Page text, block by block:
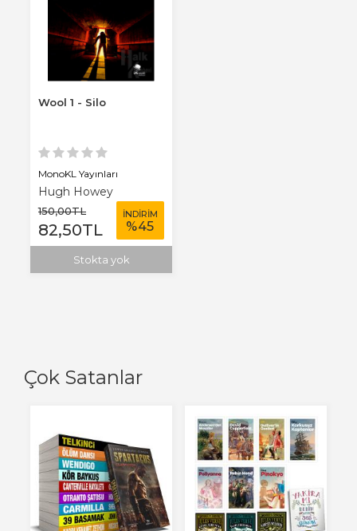
Çok Satanlar
Wool 1 - Silo
MonoKL Yayınları
Hugh Howey
150,00TL
82,50TL
İNDİRİM
%45
Stokta yok